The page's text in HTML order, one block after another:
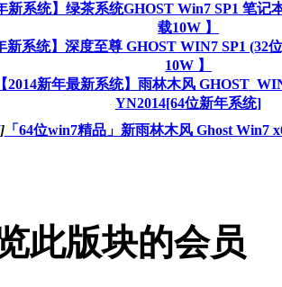
新系统】绿茶系统GHOST Win7 SP1 笔记
载10W 】
新系统】深度至尊 GHOST WIN7 SP1 (32
10W 】
2014新年最新系统】雨林木风
YN2014[64位新年系统]
]「64位win7精品」新雨林木风 Ghost Win7
此版块的会员